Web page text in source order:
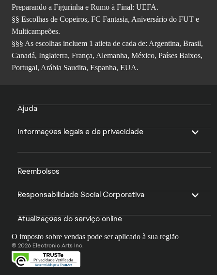
Preparando a Figurinha e Rumo à Final: UEFA.
§§ Escolhas de Copeiros, FC Fantasia, Aniversário do FUT e
Multicampeões.
§§§ As escolhas incluem 1 atleta de cada de: Argentina, Brasil,
Canadá, Inglaterra, França, Alemanha, México, Países Baixos,
Portugal, Arábia Saudita, Espanha, EUA.
Ajuda
Informações legais e de privacidade
Reembolsos
Responsabilidade Social Corporativa
Atualizações do serviço online
O imposto sobre vendas pode ser aplicado à sua região
© 2026 Electronic Arts Inc.